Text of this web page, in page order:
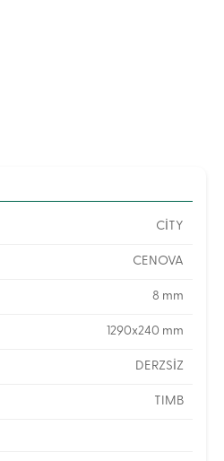
CİTY
CENOVA
8 mm
1290x240 mm
DERZSİZ
TIMB